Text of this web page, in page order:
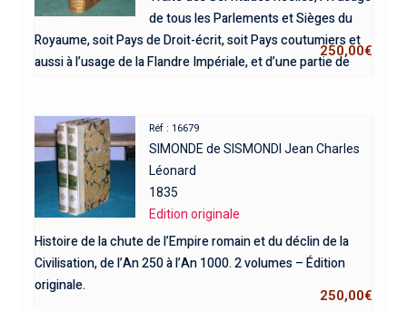
de tous les Parlements et Sièges du
Royaume, soit Pays de Droit-écrit, soit Pays coutumiers et
aussi à l’usage de la Flandre Impériale, et d’une partie de
250,00€
Réf : 16679
SIMONDE de SISMONDI Jean Charles
Léonard
1835
Edition originale
Histoire de la chute de l’Empire romain et du déclin de la
Civilisation, de l’An 250 à l’An 1000. 2 volumes – Édition
originale.
250,00€